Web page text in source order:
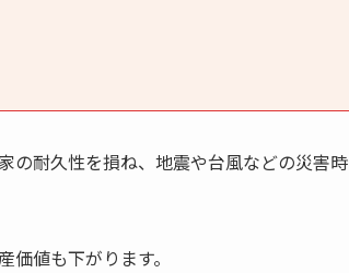
の耐久性を損ね、地震や台風などの災害時
値も下がります。